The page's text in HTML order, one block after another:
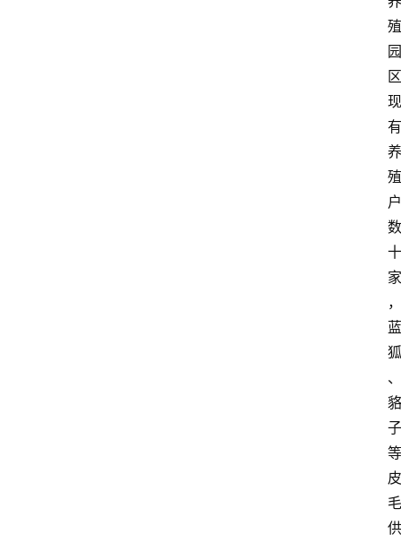
殖
园
区
现
有
养
殖
户
数
十
家
，
蓝
狐
、
貉
子
等
皮
毛
供